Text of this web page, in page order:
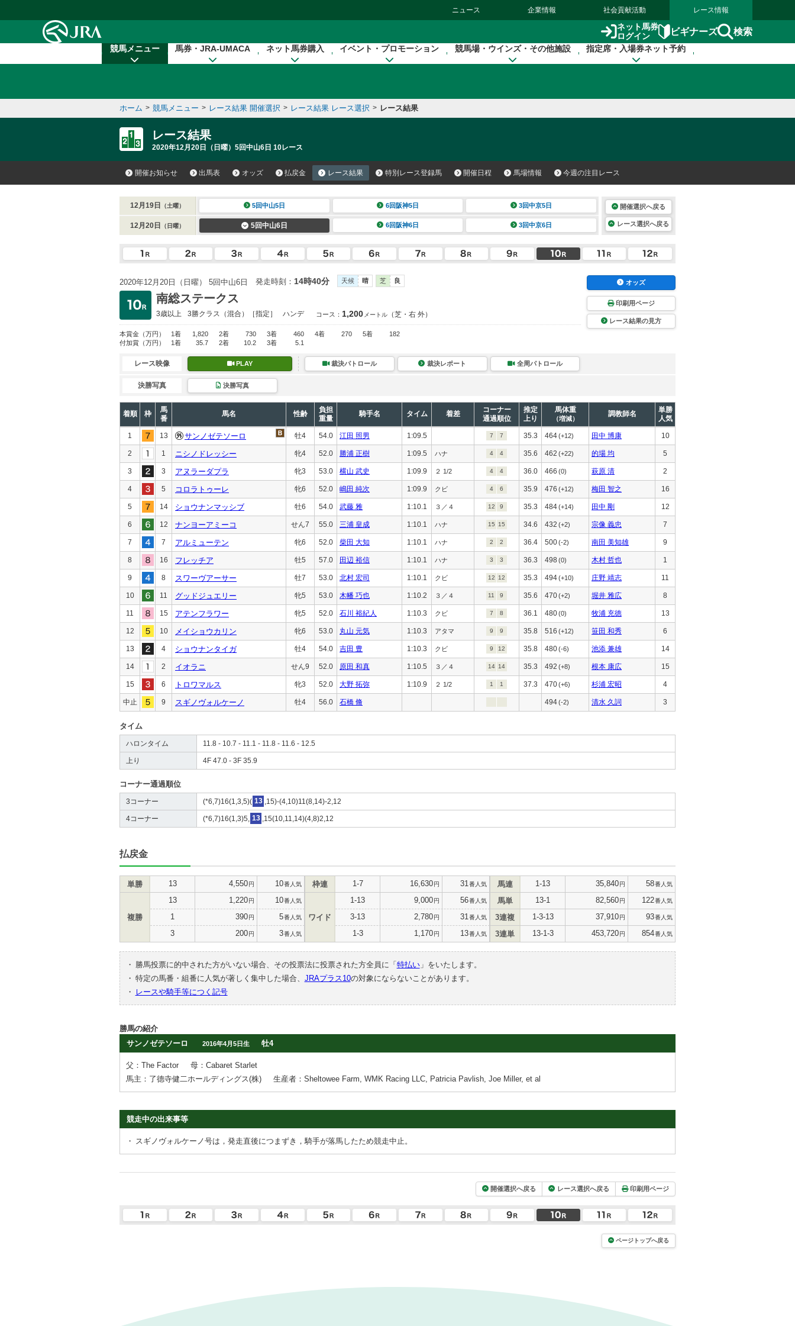
ニュース 企業情報 社会貢献活動 レース情報
ネット馬券
ログイン
ビギナーズ 検索
競馬メニュー 馬券・JRA-UMACA ネット馬券購入 イベント・プロモーション 競馬場・ウインズ・その他施設 指定席・入場券ネット予約
ホーム > 競馬メニュー > レース結果 開催選択 > レース結果 レース選択 > レース結果
レース結果
2020年12月20日（日曜）5回中山6日 10レース
開催お知らせ 出馬表 オッズ 払戻金 レース結果 特別レース登録馬 開催日程 馬場情報 今週の注目レース
12月19日 （土曜） 5回中山5日 6回阪神5日 3回中京5日
12月20日 （日曜） 5回中山6日 6回阪神6日 3回中京6日
開催選択へ戻る
レース選択へ戻る
2020年12月20日（日曜） 5回中山6日 発走時刻： 14時40分 天候 晴 芝 良
南総ステークス
3歳以上 3勝クラス （混合）［指定］ ハンデ コース： 1,200 メートル （芝・右 外）
本賞金 （万円） 1着 1,820 2着 730 3着 460 4着 270 5着
182
付加賞 （万円） 1着 35.7 2着 10.2 3着 5.1
オッズ
印刷用ページ
レース結果の見方
レース映像 PLAY 裁決パトロール 裁決レポート 全周パトロール
決勝写真 決勝写真
着順 枠
馬
番
馬名 性齢
負担
重量
騎手名 タイム 着差
コーナー
通過順位
推定
上り
馬体重
（増減）
調教師名
単勝
人気
1 13 サンノゼテソーロ 牡4 54.0 江田 照男 1:09.5 7 7 35.3 464(+12) 田中 博康 10
2 1 ニシノドレッシー 牝4 52.0 勝浦 正樹 1:09.5 ハナ 4 4 35.6 462 (+22) 的場 均 5
3 3 アヌラーダプラ 牝3 53.0 横山 武史 1:09.9 ２ 1/2 4 4 36.0 466 (0) 萩原 清 2
4 5 コロラトゥーレ 牝6 52.0 嶋田 純次 1:09.9 クビ 4 6 35.9 476 (+12) 梅田 智之 16
5 14 ショウナンマッシブ 牡6 54.0 武藤 雅 1:10.1 ３／４ 12 9 35.3 484(+14) 田中 剛 12
6 12 ナンヨーアミーコ せん7 55.0 三浦 皇成 1:10.1 ハナ 15 15 34.6 432 (+2) 宗像 義忠 7
7 7 アルミューテン 牝6 52.0 柴田 大知 1:10.1 ハナ 2 2 36.4 500(-2) 南田 美知雄 9
8 16 フレッチア 牡5 57.0 田辺 裕信 1:10.1 ハナ 3 3 36.3 498 (0) 木村 哲也 1
9 8 スワーヴアーサー 牡7 53.0 北村 宏司 1:10.1 クビ 12 12 35.3 494(+10) 庄野 靖志 11
10 11 グッドジュエリー 牝5 53.0 木幡 巧也 1:10.2 ３／４ 11 9 35.6 470(+2) 堀井 雅広 8
11 15 アテンフラワー 牝5 52.0 石川 裕紀人 1:10.3 クビ 7 8 36.1 480(0) 牧浦 充徳 13
12 10 メイショウカリン 牝6 53.0 丸山 元気 1:10.3 アタマ 9 9 35.8 516 (+12) 笹田 和秀 6
13 4 ショウナンタイガ 牡4 54.0 吉田 豊 1:10.3 クビ 9 12 35.8 480(-6) 池添 兼雄 14
14 2 イオラニ せん9 52.0 原田 和真 1:10.5 ３／４ 14 14 35.3 492 (+8) 根本 康広 15
15 6 トロワマルス 牝3 52.0 大野 拓弥 1:10.9 ２ 1/2 1 1 37.3 470(+6) 杉浦 宏昭 4
中止 9 スギノヴォルケーノ 牡4 56.0 石橋 脩 494(-2) 清水 久詞 3
タイム
ハロンタイム 11.8 - 10.7 - 11.1 - 11.8 - 11.6 - 12.5
上り 4F 47.0 - 3F 35.9
コーナー通過順位
3コーナー (*6,7)16(1,3,5)( 13 ,15)-(4,10)11(8,14)-2,12
4コーナー (*6,7)16(1,3)5, 13 ,15(10,11,14)(4,8)2,12
払戻金
単勝 13 4,550円 10番人気
複勝
13 1,220円 10番人気
1 390円 5番人気
3 200円 3番人気
枠連 1-7 16,630円 31 番人気
ワイド
1-13 9,000円 56番人気
3-13 2,780円 31 番人気
1-3 1,170円 13番人気
馬連 1-13 35,840円 58番人気
馬単 13-1 82,560円 122番人気
3連複 1-3-13 37,910円 93番人気
3連単 13-1-3 453,720円 854番人気
・ 勝馬投票に的中された方がいない場合、その投票法に投票された方全員に「 特払い」をいたします。
・ 特定の馬番・組番に人気が著しく集中した場合、 JRAプラス10の対象にならないことがあります。
・
レースや騎手等につく記号
勝馬の紹介
サンノゼテソーロ
2016年4月5日生 牡4
父：The Factor
母：Cabaret Starlet
馬主：了德寺健二ホールディングス(株)
生産者：Sheltowee Farm, WMK Racing LLC, Patricia Pavlish, Joe Miller, et al
競走中の出来事等
・ スギノヴォルケーノ号は，発走直後につまずき，騎手が落馬したため競走中止。
開催選択へ戻る レース選択へ戻る 印刷用ページ
ページトップへ戻る